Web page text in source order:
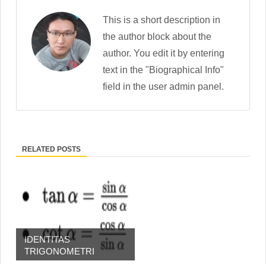
This is a short description in
the author block about the
author. You edit it by entering
text in the "Biographical Info"
field in the user admin panel.
RELATED POSTS
IDENTITAS
TRIGONOMETRI